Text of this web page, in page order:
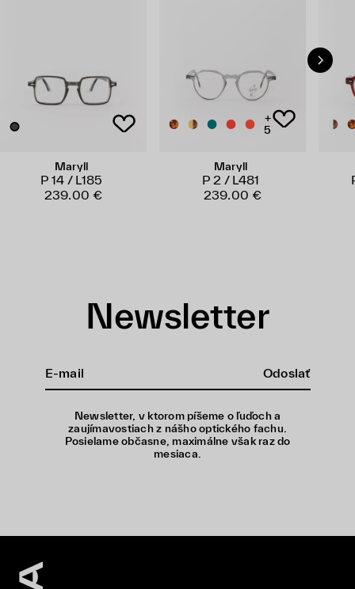
Maryll
P 14 / L185
239.00 €
+
5
Maryll
P 2 / L481
239.00 €
Newsletter
Odoslať
Newsletter, v ktorom píšeme o ľuďoch a
zaujímavostiach z nášho optického fachu.
Posielame občasne, maximálne však raz do
mesiaca.